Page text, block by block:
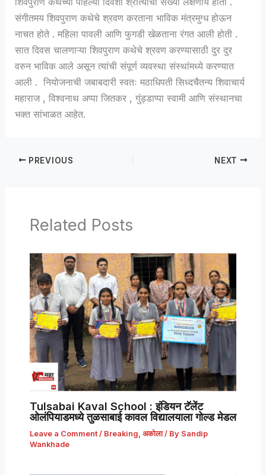
संगीतमय शिवपुराण कथेचे श्रवण करताना भाविक मंत्रमुग्ध होऊन
नाचत होते . महिला पावली आणि फुगडी खेळताना रंगत आली होती .
सात दिवस चालणाऱ्या शिवपुराण कथेचे श्रवण करण्यासाठी दुर दुर
वरुन भाविक आले असून त्यांची संपूर्ण व्यवस्था संस्थांमध्ये करण्यात
आली . नियोजनाची जबाबदारी स्वतः मठाधिपती सिध्दचैतन्य शिवाचार्य
महाराज , विश्वनाथ अप्पा जितकर , गुंड्डाप्पा स्वामी आणि संस्थानचा
भक्त सांभाळत आहेत.
PREVIOUS NEXT
Related Posts
Tulsabai Kaval School : इंडियन टॅलेंट
ओलंपियाडमध्ये तुळसाबाई कावल विद्यालयाला गोल्ड मेडल
Leave a Comment / Breaking अकोला/ By Sandip
Wankhade